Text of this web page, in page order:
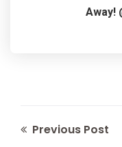
Away!
Previous Post